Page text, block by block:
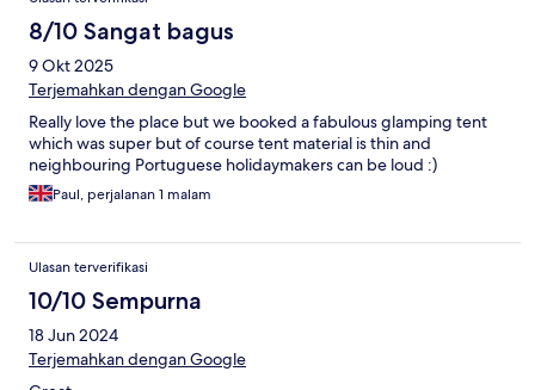
8/10 Sangat bagus
9 Okt 2025
Terjemahkan dengan Google
Really love the place but we booked a fabulous glamping tent
which was super but of course tent material is thin and
neighbouring Portuguese holidaymakers can be loud :)
Paul, perjalanan 1 malam
Ulasan terverifikasi
10/10 Sempurna
18 Jun 2024
Terjemahkan dengan Google